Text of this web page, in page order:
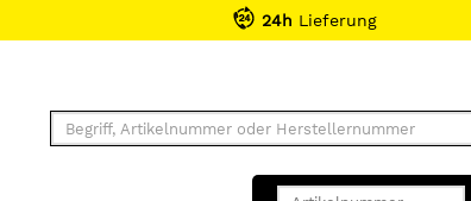
24h Lieferung